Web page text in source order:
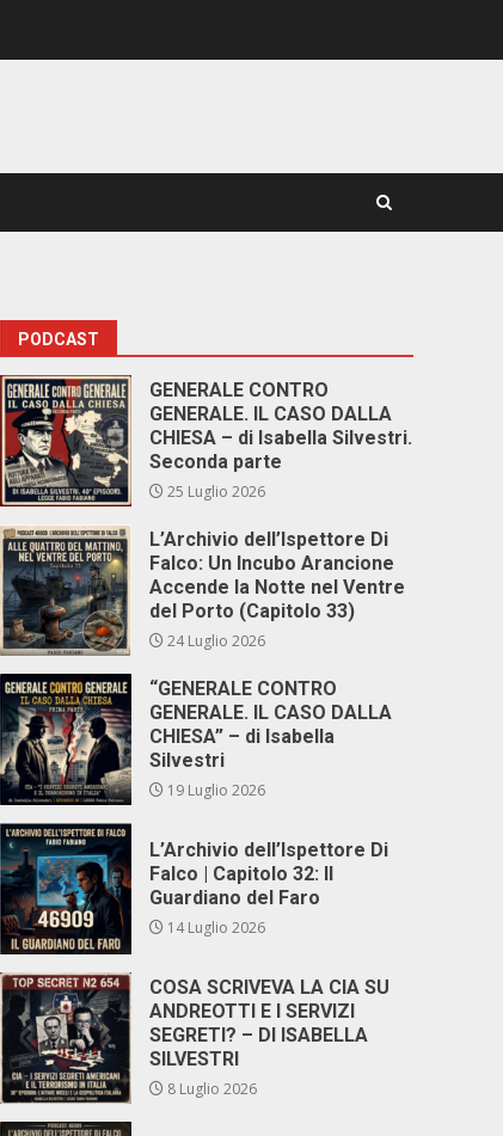
PODCAST
GENERALE CONTRO
GENERALE. IL CASO DALLA
CHIESA – di Isabella Silvestri.
Seconda parte
25 Luglio 2026
L’Archivio dell’Ispettore Di
Falco: Un Incubo Arancione
Accende la Notte nel Ventre
del Porto (Capitolo 33)
24 Luglio 2026
“GENERALE CONTRO
GENERALE. IL CASO DALLA
CHIESA” – di Isabella
Silvestri
19 Luglio 2026
L’Archivio dell’Ispettore Di
Falco | Capitolo 32: Il
Guardiano del Faro
14 Luglio 2026
COSA SCRIVEVA LA CIA SU
ANDREOTTI E I SERVIZI
SEGRETI? – DI ISABELLA
SILVESTRI
8 Luglio 2026